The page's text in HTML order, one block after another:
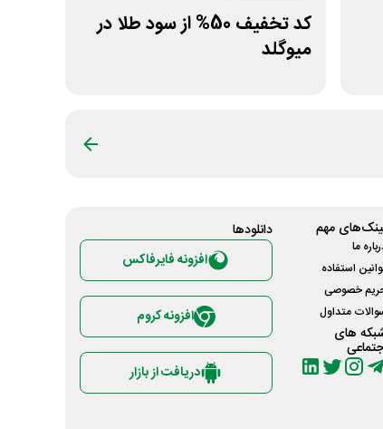
کد تخفیف 50% از سود طلا در
میوگلد
مهم
ما
استفاده
خصوصی
متداول
های
دانلود‌ها
افزونه فایرفاکس
افزونه کروم
دریافت از بازار